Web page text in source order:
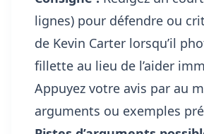
lignes) pour défendre ou
de Kevin Carter lorsqu’il
fillette au lieu de l’aider
Appuyez votre avis par au
arguments ou exemples